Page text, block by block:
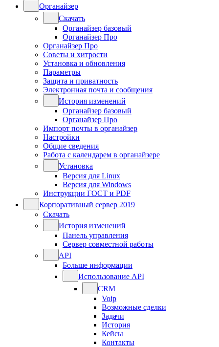
Органайзер
Скачать
Органайзер базовый
Органайзер Про
Органайзер Про
Советы и хитрости
Установка и обновления
Параметры
Защита и приватность
Электронная почта и сообщения
История изменений
Органайзер базовый
Органайзер Про
Импорт почты в органайзер
Настройки
Общие сведения
Работа с календарем в органайзере
Установка
Версия для Linux
Версия для Windows
Инструкции ГОСТ и PDF
Корпоративный сервер 2019
Скачать
История изменений
Панель управления
Сервер совместной работы
API
Больше информации
Использование API
CRM
Voip
Возможные сделки
Задачи
История
Кейсы
Контакты